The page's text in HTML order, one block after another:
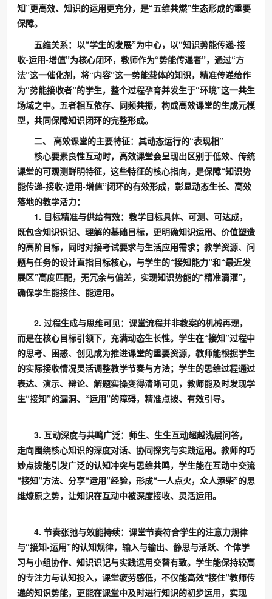
知”更高效、知识的运用更充分，是“五维共燃”生态形成的重要
保障。
五维关系：以“学生的发展”为中心，以“知识势能传递-接
收-运用-增值”为核心闭环，教师作为“势能传递者”，通过“方
法”这一催化剂，将“内容”这一势能载体的知识，精准传递给作
为“势能接收者”的学生，整个过程孕育并发生于“环境”这一共生
场域之中。五者相互依存、同频共振，构成高效课堂的生成元模
型，共同保障知识闭环的完整形成。
二、 高效课堂的主要特征：其动态运行的“表现相”
核心要素良性互动时，高效课堂会呈现出区别于低效、传统
课堂的可观测鲜明特征，这些特征的核心指向，是保障“知识势
能传递-接收-运用-增值”闭环的有效形成，彰显动态生长、高效
落地的教学活力：
1. 目标精准与供给有效：教学目标具体、可测、可达成，
既包含知识识记、理解的基础目标，更明确知识运用、价值塑造
的高阶目标，同时对接考试要求与生活应用需求；教学资源、问
题与任务的设计直指目标核心，与学生的“接知能力”和“最近发
展区”高度匹配，无冗余与偏差，实现知识势能的“精准滴灌”，
确保学生能接住、能运用。
2. 过程生成与思维可见：课堂流程并非教案的机械再现，
而是在核心目标引领下，充满动态生长性。学生在“接知”过程中
的思考、困惑、创见成为推进课堂的重要资源，教师能根据学生
的实际接收情况灵活调整教学节奏与方法；学生的思维过程通过
表达、演示、辩论、解题实操变得清晰可见，教师能及时发现学
生“接知”的漏洞、“运用”的障碍，精准点拨、有效引导。
3. 互动深度与共鸣广泛：师生、生生互动超越浅层问答，
走向围绕核心知识的深度对话、协同探究与实践运用。教师的巧
妙点拨能引发广泛的认知冲突与思维共鸣，学生能在互动中交流
“接知”方法、分享“运用”经验，形成“一人点火，众人添柴”的思
维燎原之势，让知识在互动中被深度接收、灵活运用。
4. 节奏张弛与效能持续：课堂节奏符合学生的注意力规律
与“接知-运用”的认知规律，输入与输出、静思与活跃、个体学
习与小组协作、知识识记与实践运用交替有致。学生能保持较高
的专注力与认知投入，课堂疲劳感低，不仅能高效“接住”教师传
递的知识势能，更能在课堂中及时进行知识的初步运用，实现